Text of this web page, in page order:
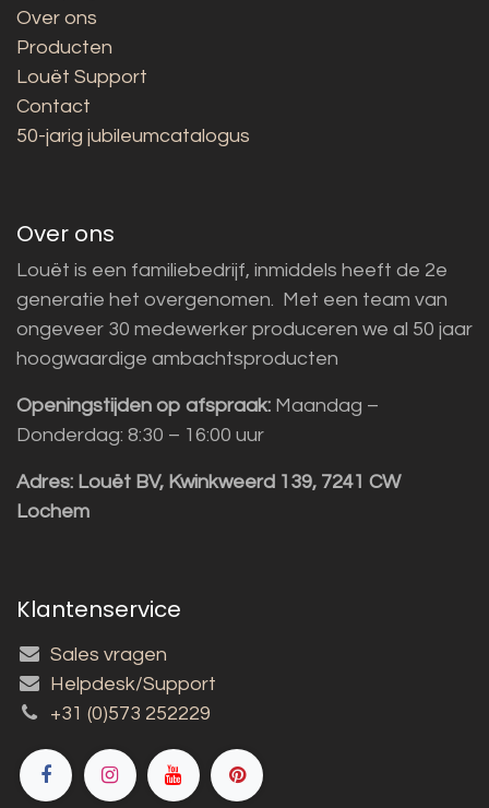
Over ons
Producten
Louët Support
Contact
50-jarig jubileumcatalogus
Over ons
Louët is een familiebedrijf, inmiddels heeft de 2e
generatie het overgenomen. Met een team van
ongeveer 30 medewerker produceren we al 50 jaar
hoogwaardige ambachtsproducten
Openingstijden op afspraak: Maandag –
Donderdag: 8:30 – 16:00 uur
Adres: Louët BV, Kwinkweerd 139, 7241 CW
Lochem
Klantenservice
Sales vragen
Helpdesk/Support
+31 (0)573 252229